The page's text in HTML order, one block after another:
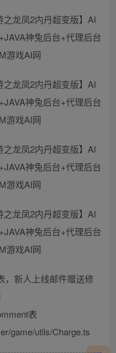
，新人上线邮件赠送修
表
game/utils/Charge.ts